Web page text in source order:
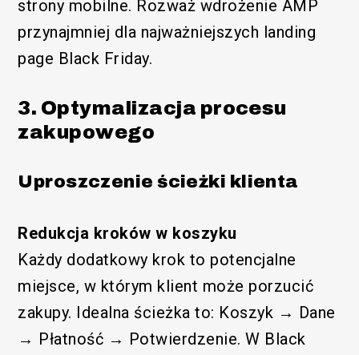
strony mobilne. Rozważ wdrożenie AMP
przynajmniej dla najważniejszych landing
page Black Friday.
3. Optymalizacja procesu
zakupowego
Uproszczenie ścieżki klienta
Redukcja kroków w koszyku
Każdy dodatkowy krok to potencjalne
miejsce, w którym klient może porzucić
zakupy. Idealna ścieżka to: Koszyk → Dane
→ Płatność → Potwierdzenie. W Black